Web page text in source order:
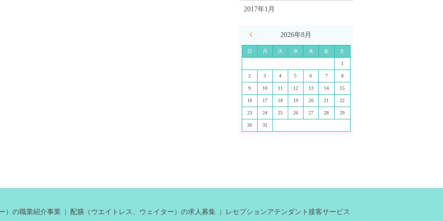
2017年1月
2026年8月
日 月 火 水 木 金 土
1
2 3 4 5 6 7 8
9 10 11 12 13 14 15
16 17 18 19 20 21 22
23 24 25 26 27 28 29
30 31
）の職業紹介事業 配膳（ウエイトレス、ウェイター）の求人募集 レセプションアテンダント接客サービス